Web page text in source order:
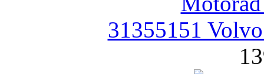
31355151